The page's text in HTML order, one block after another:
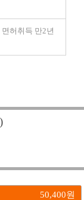
허취득 만2년
)
50,400원